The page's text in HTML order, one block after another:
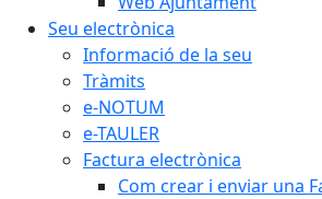
Seu electrònica
Informació de la seu
Tràmits
e-NOTUM
e-TAULER
Factura electrònica
Com crear i enviar una